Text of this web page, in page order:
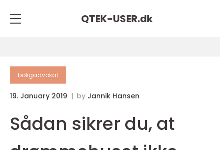
QTEK-USER.dk
boligadvokat
19. January 2019 by Jannik Hansen
Sådan sikrer du, at